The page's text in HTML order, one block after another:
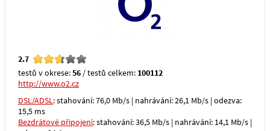
2.7
testů v okrese:56 / testů celkem: 100112
http://www.o2.cz
DSL/ADSL: stahování: 76,0 Mb/s | nahrávání: 26,1 Mb/s | odezva:
15,5 ms
Bezdrátové připojení: stahování: 36,5 Mb/s | nahrávání: 14,1 Mb/s |